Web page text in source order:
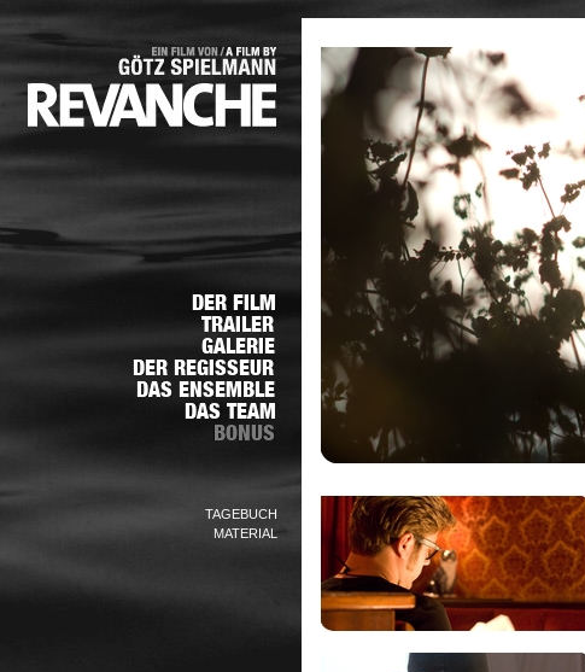
TAGEBUCH
MATERIAL